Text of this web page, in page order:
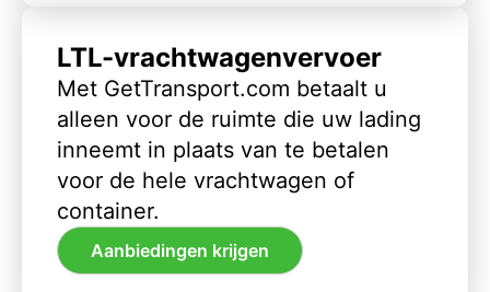
LTL-vrachtwagenvervoer
Met GetTransport.com betaalt u
alleen voor de ruimte die uw lading
inneemt in plaats van te betalen
voor de hele vrachtwagen of
container.
Aanbiedingen krijgen